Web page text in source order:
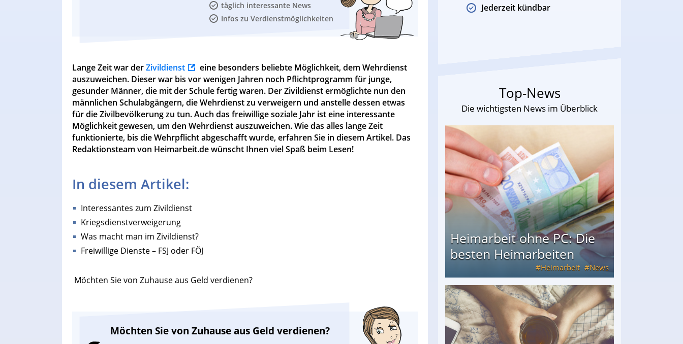
täglich interessante News
Infos zu Verdienstmöglichkeiten
Lange Zeit war derZivildienst
eine besonders beliebte Möglichkeit, dem Wehrdienst
auszuweichen. Dieser war bis vor wenigen Jahren noch Pflichtprogramm für junge,
gesunder Männer, die mit der Schule fertig waren. Der Zivildienst ermöglichte nun den
männlichen Schulabgängern, die Wehrdienst zu verweigern und anstelle dessen etwas
für die Zivilbevölkerung zu tun. Auch das freiwillige soziale Jahr ist eine interessante
Möglichkeit gewesen, um den Wehrdienst auszuweichen. Wie das alles lange Zeit
funktionierte, bis die Wehrpflicht abgeschafft wurde, erfahren Sie in diesem Artikel. Das
Redaktionsteam von Heimarbeit.de wünscht Ihnen viel Spaß beim Lesen!
In diesem Artikel:
Interessantes zum Zivildienst
Kriegsdienstverweigerung
Was macht man im Zivildienst?
Freiwillige Dienste – FSJ oder FÖJ
Möchten Sie von Zuhause aus Geld verdienen?
Möchten Sie von Zuhause aus Geld verdienen?
Jederzeit kündbar
Top-News
Die wichtigsten News im Überblick
Heimarbeit ohne PC: Die
besten Heimarbeiten
Heimarbeit News
Heimarbeit ohne PC: Die besten Heimarbeiten